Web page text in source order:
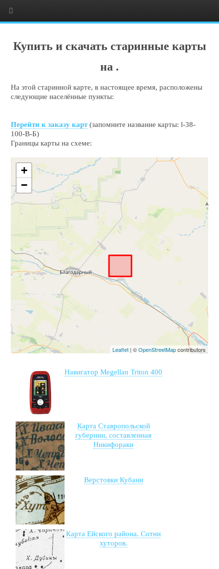
Купить и скачать старинные карты
на .
На этой старинной карте, в настоящее время, расположены
следующие населённые пункты:
Перейти к заказу карт(запомните название карты: l-38-
100-В-Б)
Границы карты на схеме:
+
−
Leaflet| ©OpenStreetMapcontributors
Навигатор Megellan Triton 400
Карта Ставропольской
губернии, составленная
Никифораки
Верстовки Кубани
Карта Ейского района. Сотни
хуторов.